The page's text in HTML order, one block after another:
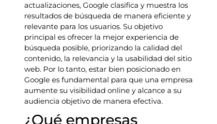
actualizaciones, Google clasifica y muestra los
resultados de búsqueda de manera eficiente y
relevante para los usuarios. Su objetivo
principal es ofrecer la mejor experiencia de
búsqueda posible, priorizando la calidad del
contenido, la relevancia y la usabilidad del sitio
web. Por lo tanto, estar bien posicionado en
Google es fundamental para que una empresa
aumente su visibilidad online y alcance a su
audiencia objetivo de manera efectiva.
¿Qué empresas